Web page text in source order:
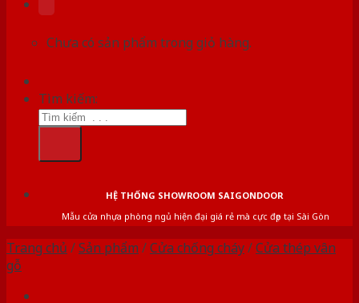
Chưa có sản phẩm trong giỏ hàng.
Tìm kiếm:
HỆ THỐNG SHOWROOM SAIGONDOOR
Mẫu cửa nhựa phòng ngủ hiện đại giá rẻ mà cực đẹp tại Sài Gòn
Trang chủ /Sản phẩm /Cửa chống cháy/Cửa thép vân
gỗ